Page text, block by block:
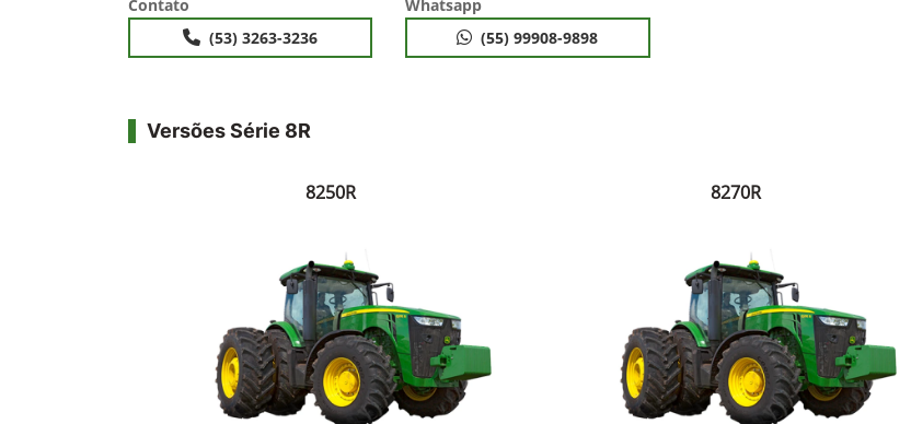
Contato
(53) 3263-3236
Whatsapp
(55) 99908-9898
Versões Série 8R
8250R 8270R